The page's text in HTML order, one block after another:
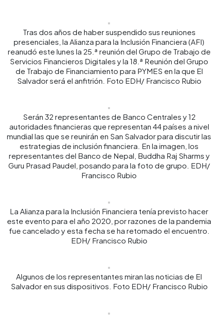
Tras dos años de haber suspendido sus reuniones
presenciales, la Alianza para la Inclusión Financiera (AFI)
reanudó este lunes la 25.ª reunión del Grupo de Trabajo de
Servicios Financieros Digitales y la 18.ª Reunión del Grupo
de Trabajo de Financiamiento para PYMES en la que El
Salvador será el anfitrión. Foto EDH/ Francisco Rubio
Serán 32 representantes de Banco Centrales y 12
autoridades financieras que representan 44 países a nivel
mundial las que se reunirán en San Salvador para discutir las
estrategias de inclusión financiera. En la imagen, los
representantes del Banco de Nepal, Buddha Raj Sharms y
Guru Prasad Paudel, posando para la foto de grupo. EDH/
Francisco Rubio
La Alianza para la Inclusión Financiera tenía previsto hacer
este evento para el año 2020, por razones de la pandemia
fue cancelado y esta fecha se ha retomado el encuentro.
EDH/ Francisco Rubio
Algunos de los representantes miran las noticias de El
Salvador en sus dispositivos. Foto EDH/ Francisco Rubio